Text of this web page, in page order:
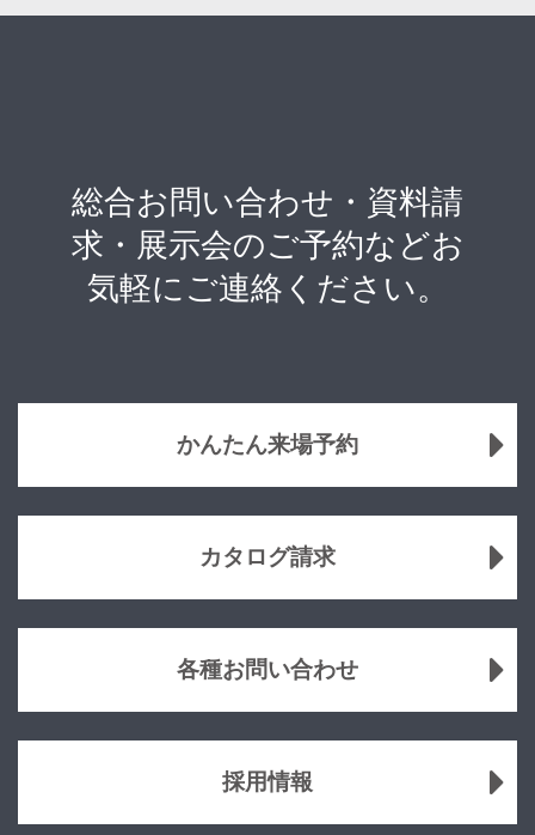
総合お問い合わせ・資料請
求・展示会のご予約などお
気軽にご連絡ください。
かんたん来場予約
カタログ請求
各種お問い合わせ
採用情報